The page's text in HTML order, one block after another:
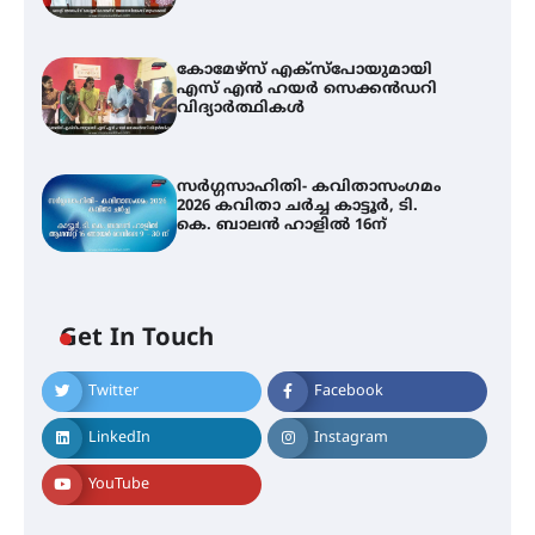
കോമേഴ്സ് എക്സ്പോയുമായി
എസ് എൻ ഹയർ സെക്കൻഡറി
വിദ്യാർത്ഥികൾ
സർഗ്ഗസാഹിതി- കവിതാസംഗമം
2026 കവിതാ ചർച്ച കാട്ടൂർ, ടി.
കെ. ബാലൻ ഹാളിൽ 16ന്
Get In Touch
Twitter Facebook
LinkedIn Instagram
YouTube